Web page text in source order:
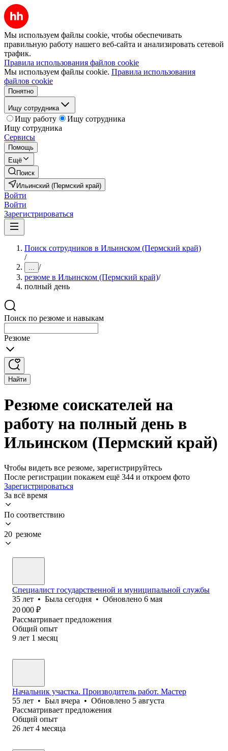
Мы используем файлы cookie, чтобы обеспечивать
правильную работу нашего веб-сайта и анализировать сетевой
трафик.
Правила использования файлов cookie
Мы используем файлы cookie. Правила использования
файлов cookie
Понятно
Ищу сотрудника
Ищу работу
Ищу сотрудника
Ищу сотрудника
Сервисы
Помощь
Ещё
Поиск
Ильинский (Пермский край)
Войти
Войти
Зарегистрироваться
Поиск сотрудников в Ильинском (Пермский край)
/
... /
резюме в Ильинском (Пермский край)/
полный день
Поиск по резюме и навыкам
Резюме
Найти
Резюме соискателей на
работу на полный день в
Ильинском (Пермский край)
Чтобы видеть все резюме, зарегистрируйтесь
После регистрации покажем ещё 344 и откроем фото
Зарегистрироваться
За всё время
По соответствию
20 резюме
Специалист государственной и муниципальной службы
35 лет • Была сегодня • Обновлено 6 мая
20 000 ₽
Рассматривает предложения
Общий опыт
9 лет 1 месяц
Начальник участка. Производитель работ. Мастер
55 лет • Был вчера • Обновлено 5 августа
Рассматривает предложения
Общий опыт
26 лет 4 месяца